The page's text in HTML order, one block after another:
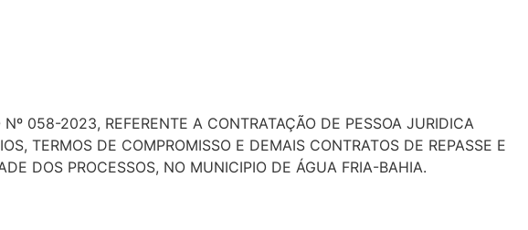
058-2023, REFERENTE A CONTRATAÇÃO DE PESSOA JURIDICA
TERMOS DE COMPROMISSO E DEMAIS CONTRATOS DE REPASSE E
DOS PROCESSOS, NO MUNICIPIO DE ÁGUA FRIA-BAHIA.